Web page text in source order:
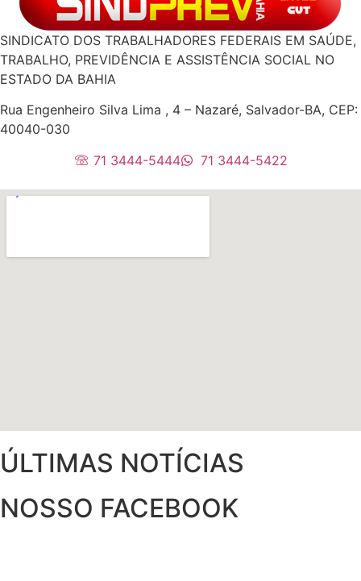
SINDICATO DOS TRABALHADORES FEDERAIS EM SAÚDE,
TRABALHO, PREVIDÊNCIA E ASSISTÊNCIA SOCIAL NO
ESTADO DA BAHIA
Rua Engenheiro Silva Lima , 4 – Nazaré, Salvador-BA, CEP:
40040-030
71 3444-5444
71 3444-5422
ÚLTIMAS NOTÍCIAS
NOSSO FACEBOOK